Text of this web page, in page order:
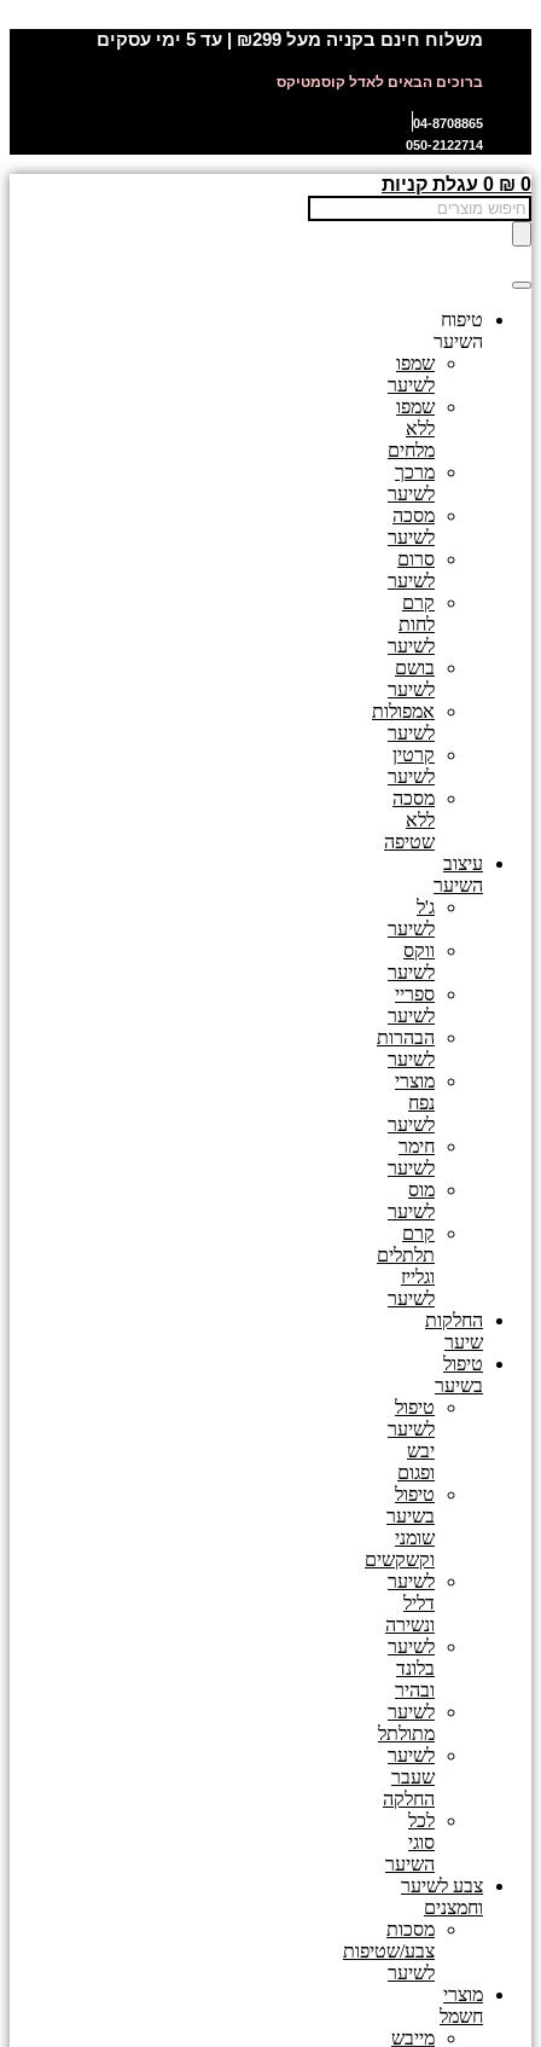
משלוח חינם בקניה מעל ₪299 | עד 5 ימי עסקים
ברוכים הבאים לאדל קוסמטיקס
04-8708865
050-2122714
₪ 0
0 עגלת קניות
Products
search
טיפוח
השיער
שמפו
לשיער
שמפו
ללא
מלחים
מרכך
לשיער
מסכה
לשיער
סרום
לשיער
קרם
לחות
לשיער
בושם
לשיער
אמפולות
לשיער
קרטין
לשיער
מסכה
ללא
שטיפה
עיצוב
השיער
ג'ל
לשיער
ווקס
לשיער
ספריי
לשיער
הבהרות
לשיער
מוצרי
נפח
לשיער
חימר
לשיער
מוס
לשיער
קרם
תלתלים
וגלייז
לשיער
החלקות
שיער
טיפול
בשיער
טיפול
לשיער
יבש
ופגום
טיפול
בשיער
שומני
וקשקשים
לשיער
דליל
ונשירה
לשיער
בלונד
ובהיר
לשיער
מתולתל
לשיער
שעבר
החלקה
לכל
סוגי
השיער
צבע לשיער
וחמצנים
מסכות
צבע/שטיפות
לשיער
מוצרי
חשמל
מייבש